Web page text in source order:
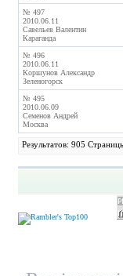
№ 497
2010.06.11
Савельев Валентин
Караганда
№ 496
2010.06.11
Коршунов Александр
Зеленогорск
№ 495
2010.06.09
Семенов Андрей
Москва
Результатов: 905